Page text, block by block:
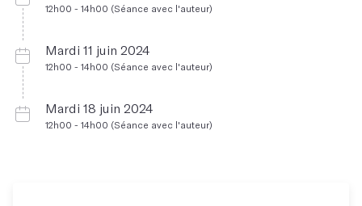
12h00 - 14h00 (Séance avec l'auteur)
Mardi 11 juin 2024
12h00 - 14h00 (Séance avec l'auteur)
Mardi 18 juin 2024
12h00 - 14h00 (Séance avec l'auteur)